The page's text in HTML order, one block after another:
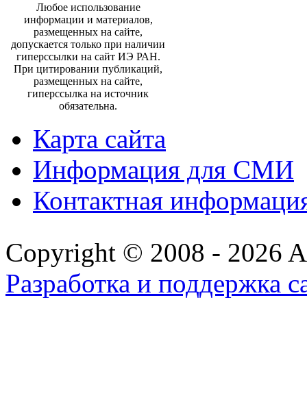
Любое использование
информации и материалов,
размещенных на сайте,
допускается только при наличии
гиперссылки на сайт ИЭ РАН.
При цитировании публикаций,
размещенных на сайте,
гиперссылка на источник
обязательна.
Карта сайта
Информация для СМИ
Контактная
Copyright © 2008 - 2026
Разработка и поддержка